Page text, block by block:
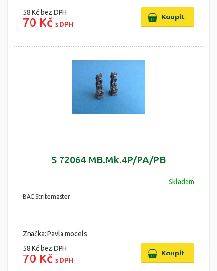
58 Kč bez DPH
70 Kč s DPH
S 72064 MB.Mk.4P/PA/PB
Skladem
BAC Strikemaster
Značka: Pavla models
58 Kč bez DPH
70 Kč s DPH